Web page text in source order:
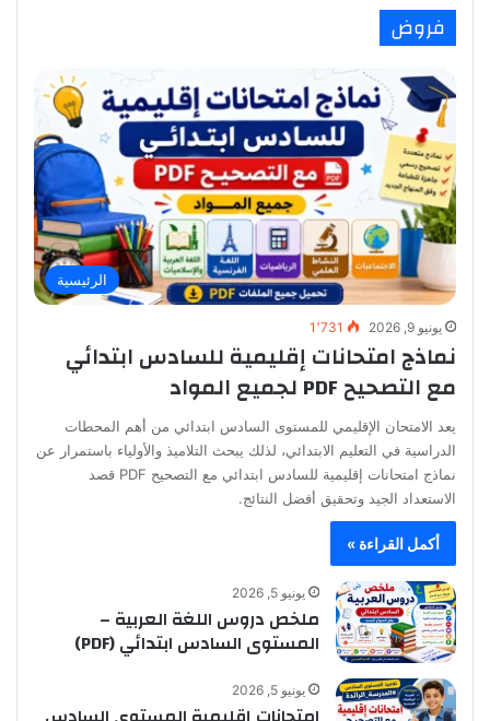
فروض
الرئيسية
يونيو 9, 2026 1٬731
نماذج امتحانات إقليمية للسادس ابتدائي
مع التصحيح PDF لجميع المواد
يعد الامتحان الإقليمي للمستوى السادس ابتدائي من أهم المحطات
الدراسية في التعليم الابتدائي، لذلك يبحث التلاميذ والأولياء باستمرار عن
نماذج امتحانات إقليمية للسادس ابتدائي مع التصحيح PDF قصد
الاستعداد الجيد وتحقيق أفضل النتائج.
أكمل القراءة »
يونيو 5, 2026
ملخص دروس اللغة العربية –
المستوى السادس ابتدائي (PDF)
يونيو 5, 2026